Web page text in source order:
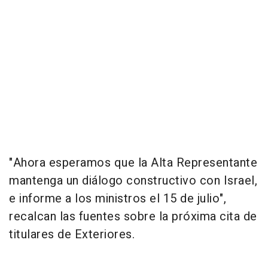
"Ahora esperamos que la Alta Representante
mantenga un diálogo constructivo con Israel,
e informe a los ministros el 15 de julio",
recalcan las fuentes sobre la próxima cita de
titulares de Exteriores.